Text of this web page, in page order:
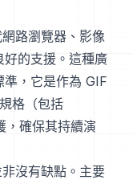
路瀏覽器、影像
的支援。這種廣
準，它是作為 GIF
格（包括
確保其持續演
沒有缺點。主要